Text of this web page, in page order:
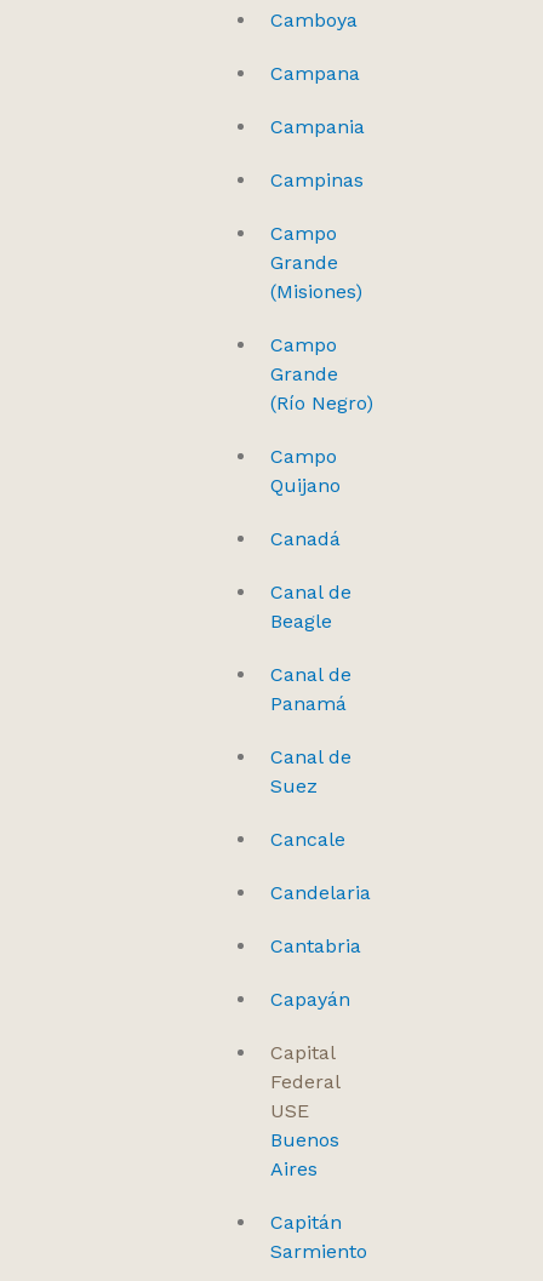
Camboya
Campana
Campania
Campinas
Campo
Grande
(Misiones)
Campo
Grande
(Río Negro)
Campo
Quijano
Canadá
Canal de
Beagle
Canal de
Panamá
Canal de
Suez
Cancale
Candelaria
Cantabria
Capayán
Capital
Federal
USE
Buenos
Aires
Capitán
Sarmiento